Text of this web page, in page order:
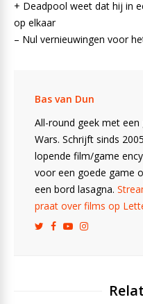
+ Deadpool weet dat hij in
op elkaar
– Nul vernieuwingen voor
Bas van Dun
All-round geek met
Wars. Schrijft sinds
lopende film/game
voor een goede game
een bord lasagna.
praat over films op